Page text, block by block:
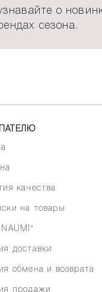
о
сезона.
качества
на товары
доставки
обмена и возврата
продажи